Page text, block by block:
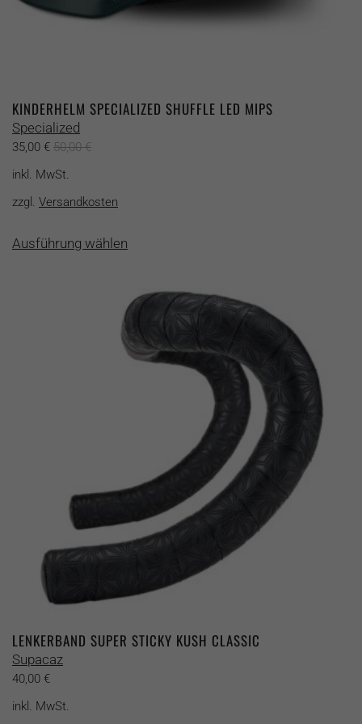
KINDERHELM SPECIALIZED SHUFFLE LED MIPS
Specialized
35,00 € 50,00€
inkl. MwSt.
zzgl. Versandkosten
Ausführung wählenProdukt
Varianten
Die
Optionen
Produktseite
gewählt
werden
LENKERBAND SUPER STICKY KUSH CLASSIC
Supacaz
40,00 €
inkl. MwSt.